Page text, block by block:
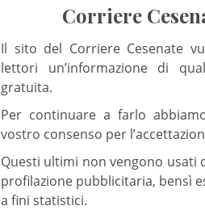
Corriere
Il sito del Corriere Cesenate
lettori un’informazione di
gratuita.
Per continuare a farlo
vostro consenso per
Questi ultimi non vengono usati
profilazione pubblicitaria, bensì
a fini statistici.